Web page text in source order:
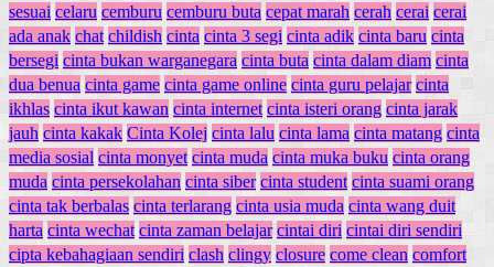
sesuai celaru cemburu cemburu buta cepat marah cerah cerai cerai
ada anak chat childish cinta cinta 3 segi cinta adik cinta baru cinta
bersegi cinta bukan warganegara cinta buta cinta dalam diam cinta
dua benua cinta game cinta game online cinta guru pelajar cinta
ikhlas cinta ikut kawan cinta internet cinta isteri orang cinta jarak
jauh cinta kakak Cinta Kolej cinta lalu cinta lama cinta matang cinta
media sosial cinta monyet cinta muda cinta muka buku cinta orang
muda cinta persekolahan cinta siber cinta student cinta suami orang
cinta tak berbalas cinta terlarang cinta usia muda cinta wang duit
harta cinta wechat cinta zaman belajar cintai diri cintai diri sendiri
cipta kebahagiaan sendiri clash clingy closure come clean comfort